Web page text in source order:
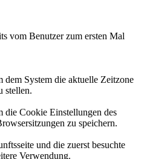
vom Benutzer zum ersten Mal
System die aktuelle Zeitzone
stellen.
Cookie Einstellungen des
zu speichern.
und die zuerst besuchte
Verwendung.